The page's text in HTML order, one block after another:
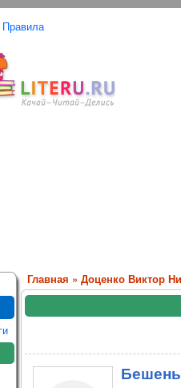
Правила
Главная » Доценко Виктор